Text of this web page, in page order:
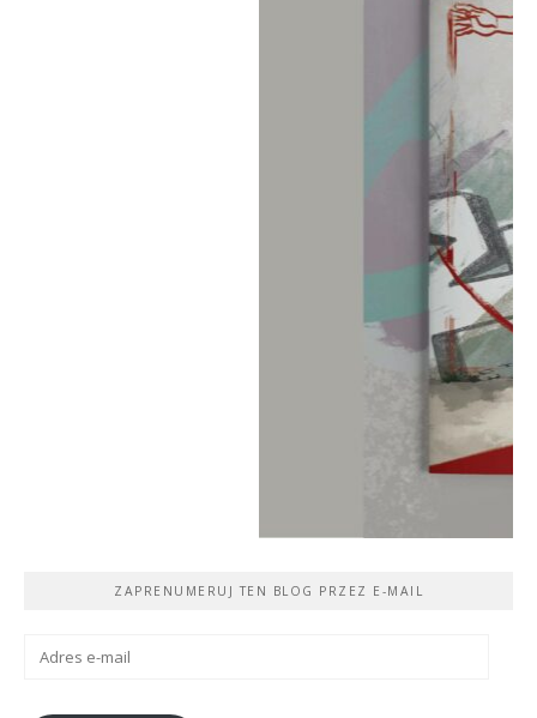
ZAPRENUMERUJ TEN BLOG PRZEZ E-MAIL
Adres